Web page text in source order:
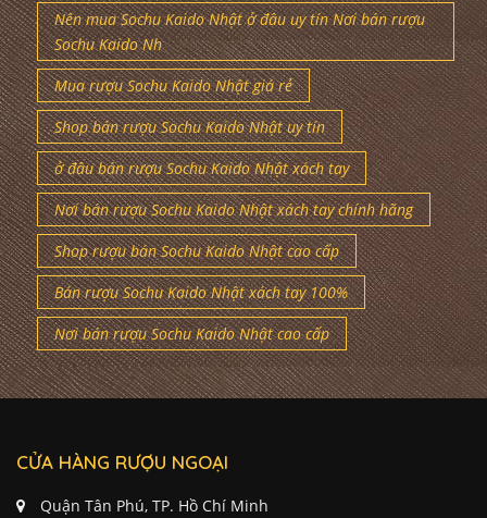
Nên mua Sochu Kaido Nhật ở đâu uy tín Nơi bán rượu
Sochu Kaido Nh
Mua rượu Sochu Kaido Nhật giá rẻ
Shop bán rượu Sochu Kaido Nhật uy tín
ở đâu bán rượu Sochu Kaido Nhật xách tay
Nơi bán rượu Sochu Kaido Nhật xách tay chính hãng
Shop rượu bán Sochu Kaido Nhật cao cấp
Bán rượu Sochu Kaido Nhật xách tay 100%
Nơi bán rượu Sochu Kaido Nhật cao cấp
CỬA HÀNG RƯỢU NGOẠI
Quận Tân Phú, TP. Hồ Chí Minh